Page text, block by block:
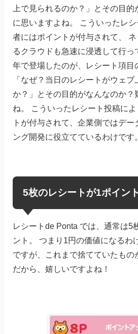
上で見られるのか？」とその目
に思いますよね。 こういったレ
者にはポイントが付与されて、
るクラウドも急速に浸透して行っ
年で登場したのが、レシート項目
「なぜ？当日のレシートがウェ
か？」とその目的がなんなのか？
ね。 こういったレシート投稿に
トが付与されて、企業側ではデー
ング開発に役立てているわけです。
5枚のレシートが1ポイン
レシートde Ponta では、通常は5
ント。 つまり1円の価値になるわ
ですが、これまで捨てていたもの
だから、嬉しいですよね！